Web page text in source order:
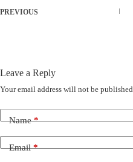
PREVIOUS
Leave a Reply
Your email address will not be published.
Name*
Email*